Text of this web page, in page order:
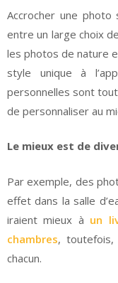
Accrocher une
entre un large choix
les photos de nature
style unique à
personnelles sont
de personnaliser au
Le mieux est de
Par exemple, des
effet dans la salle
iraient mieux à un
chambres,
chacun.